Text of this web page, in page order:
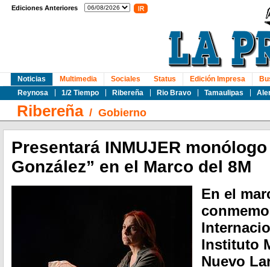
Ediciones Anteriores
Noticias
Reynosa
1/2 Tiempo Ribereña Rio Bravo Tamaulipas
Multimedia Sociales Status Edición Impresa
Ribereña/ Gobierno
Presentará INMUJER
González” en el Marco del 8M
En el
Instituto
Nuevo